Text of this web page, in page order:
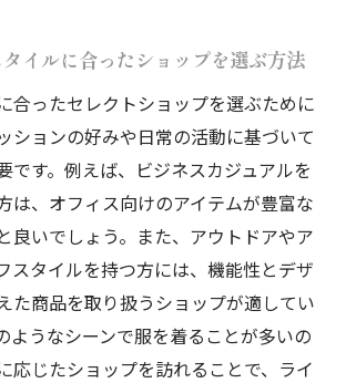
イルに合ったショップを選ぶ方法
合ったセレクトショップを選ぶために
ションの好みや日常の活動に基づいて
です。例えば、ビジネスカジュアルを
は、オフィス向けのアイテムが豊富な
良いでしょう。また、アウトドアやア
スタイルを持つ方には、機能性とデザ
た商品を取り扱うショップが適してい
ようなシーンで服を着ることが多いの
応じたショップを訪れることで、ライ